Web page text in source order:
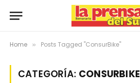
Home » Posts Tagged "ConsurBike"
CATEGORÍA: CONSURBIKE